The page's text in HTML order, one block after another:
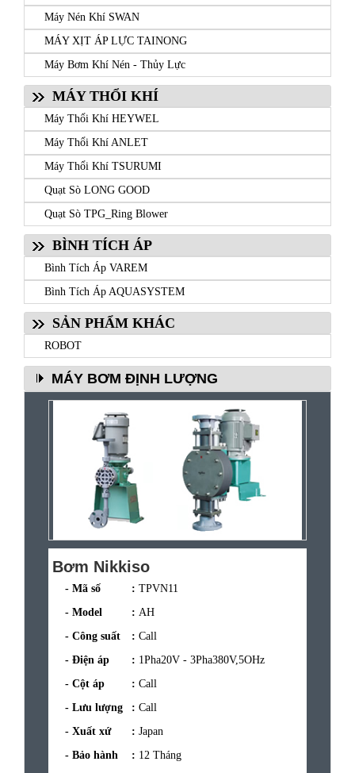
Máy Nén Khí SWAN
MÁY XỊT ÁP LỰC TAINONG
Máy Bơm Khí Nén - Thủy Lực
MÁY THỔI KHÍ
Máy Thổi Khí HEYWEL
Máy Thổi Khí ANLET
Máy Thổi Khí TSURUMI
Quạt Sò LONG GOOD
Quạt Sò TPG_Ring Blower
BÌNH TÍCH ÁP
Bình Tích Áp VAREM
Bình Tích Áp AQUASYSTEM
SẢN PHẨM KHÁC
ROBOT
MÁY BƠM ĐỊNH LƯỢNG
Bơm Nikkiso
- Mã số : TPVN11
- Model
: AH
- Công suất
: Call
- Điện áp
: 1Pha20V - 3Pha380V,5OHz
- Cột áp
: Call
- Lưu lượng
: Call
- Xuất xứ
: Japan
- Bảo hành
: 12 Tháng